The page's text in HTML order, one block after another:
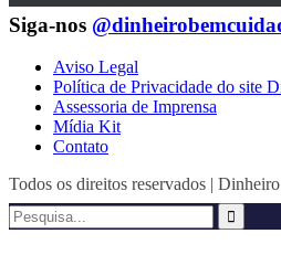
Siga-nos
Aviso Legal
Política de Privacidade do site
Assessoria de Imprensa
Mídia Kit
Contato
Todos os direitos reservados |